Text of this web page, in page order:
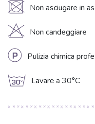
U Non asciugare in
H Non candeggiare
L Pulizia chimica
g Lavare a 30°C